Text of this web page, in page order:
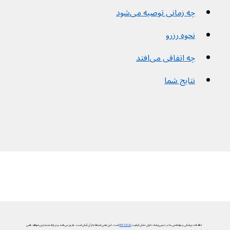
چه زمانی توصیه می‌شود
نحوه رزرو
چه اتفاقی می‌افتد
نتایج شما
اطلاعات پزشکی و بهداشتی ما در دیجی‌پزشک دارای نشان کیفیتPIF TICKاست. این یعنی استفاده از آن آسان است، به‌روز می‌باشد و بر پایه جدیدترین شواهد علمی